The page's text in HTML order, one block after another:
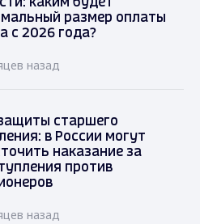
каким будет
размер оплаты
с 2026 года?
назад
старшего
в России могут
наказание за
против
назад